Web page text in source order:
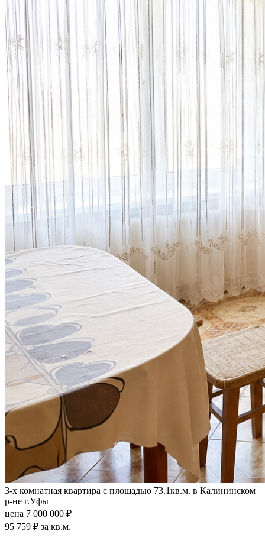
3-х комнатная квартира с площадью 73.1кв.м. в Калининском
р-не г.Уфы
цена 7 000 000 ₽
95 759 ₽ за кв.м.